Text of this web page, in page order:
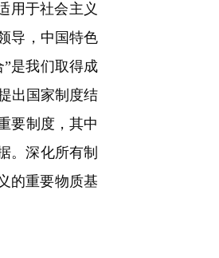
用于社会主义
导，中国特色
是我们取得成
出国家制度结
要制度，其中
。深化所有制
的重要物质基